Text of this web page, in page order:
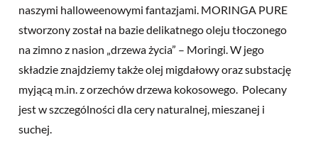
naszymi halloweenowymi fantazjami. MORINGA PURE
stworzony został na bazie delikatnego oleju tłoczonego
na zimno z nasion „drzewa życia” – Moringi. W jego
składzie znajdziemy także olej migdałowy oraz substację
myjącą m.in. z orzechów drzewa kokosowego. Polecany
jest w szczególności dla cery naturalnej, mieszanej i
suchej.